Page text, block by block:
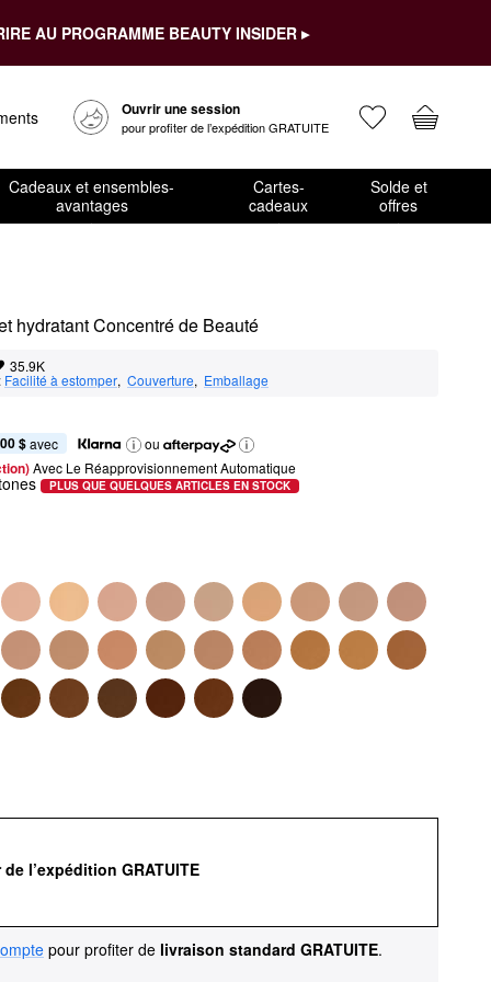
AU PROGRAMME BEAUTY INSIDER ▸
Ouvrir une session
pour profiter de l’expédition GRATUITE
Cadeaux et ensembles-
avantages
Cartes-
cadeaux
Solde et
offres
35.9K
Facilité à estomper, Couverture, Emballage
$ avec
ou
Avec Le Réapprovisionnement Automatique
PLUS QUE QUELQUES ARTICLES EN STOCK
l’expédition GRATUITE
pour profiter de livraison standard GRATUITE.